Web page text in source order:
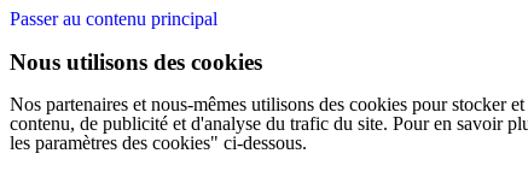
Passer au contenu principal
Nous utilisons des cookies
Nos partenaires et nous-mêmes utilisons des cookies pour stocker
contenu, de publicité et d'analyse du trafic du site. Pour en savoir
les paramètres des cookies" ci-dessous.